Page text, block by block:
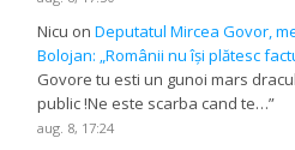
Nicu onDeputatul Mircea Govor,
Bolojan: „Românii nu își plătesc
Govore tu esti un gunoi mars
public !Ne este scarba cand te…”
aug. 8, 17:24